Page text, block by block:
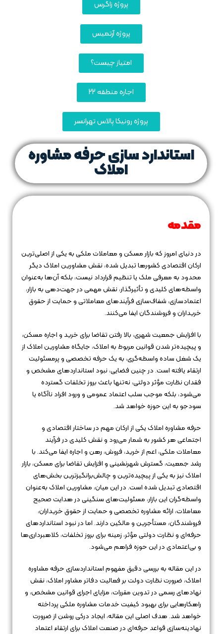
پروژه زاگرس
پروژه آرتمیس
امتیاز چیست؟
اجاره منطقه 22
پروژه رونیکا پالاس تهرانسر
استاندارد سازی حرفه مشاوره
املاک
مقدمه
در دنیای امروز که بازار مسکن و معاملات ملکی به یکی از اصلی‌ترین
ارکان اقتصادی کشورها تبدیل شده، نقش مشاورین املاک دیگر
محدود به معرفی ملک یا تنظیم قرارداد نیست، بلکه آن‌ها به‌عنوان
واسطه‌های کلیدی و تأثیرگذار، نقش مهمی در جهت‌دهی به بازار،
اعتمادسازی، شفاف‌سازی فرآیندهای معاملاتی و حمایت از حقوق
خریداران و فروشندگان ایفا می‌کنند.
با افزایش جمعیت شهری، بالا رفتن تقاضا برای خرید و اجاره مسکن،
و پیچیده‌تر شدن قوانین مربوط به املاک، جایگاه مشاورین املاک از
یک شغل ساده واسطه‌گری، به یک حرفه تخصصی و پرمسئولیت
ارتقاء یافته است. در چنین فضایی، نبود استانداردهای مشخص و
فقدان نظارت مؤثر دولتی، نه‌تنها باعث بروز تخلفات گسترده
می‌شود، بلکه موجب سلب اعتماد عمومی و ورود افراد ناآگاه یا
سودجو به این حوزه خواهد شد.
حرفه مشاوره املاک یکی از ارکان مهم در ساختار اقتصادی و
اجتماعی هر کشور به شمار می‌رود و نقش کلیدی در فرآیند
معاملات ملکی، اعم از خرید، فروش، رهن و اجاره ایفا می‌کند. با
رشد جمعیت، گسترش شهرنشینی و افزایش تقاضا برای مسکن، بازار
املاک نیز به یکی از پیچیده‌ترین و چالش‌برانگیزترین بخش‌های
اقتصادی تبدیل شده است. در این میان، مشاورین املاک به‌عنوان
واسطه‌گران این بازار، مسئولیت‌های سنگینی در هدایت صحیح
معاملات، ارائه مشاوره تخصصی و حمایت از حقوق خریداران،
فروشندگان، مستأجرین و مالکین دارند. اما در نبود استانداردهای
حرفه‌ای و نظارت دولتی مؤثر، زمینه برای بروز تخلفات، کلاهبرداری‌ها
و بی‌اعتمادی در این حوزه فراهم می‌شود.
در این مقاله به بررسی دقیق مفهوم استانداردسازی حرفه مشاوره
املاک، ضرورت نظارت دولت بر فعالیت دفاتر مشاور املاک، نقش
نهادهای رسمی در تدوین مقررات، مزایای اجرای قوانین مشخص، و
راهکارهایی برای بهبود کیفیت خدمات مشاوره ملکی پرداخته
خواهد شد. هدف اصلی این مقاله، ایجاد درکی روشن از ضرورت
نهادینه‌سازی قواعد حرفه‌ای در صنعت املاک برای ارتقاء اعتماد